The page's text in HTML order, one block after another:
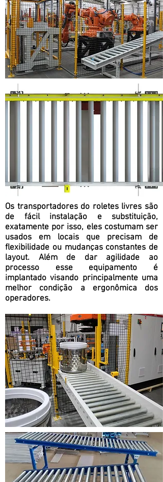
Os transportadores do roletes livres são
de fácil instalação e substituição,
exatamente por isso, eles costumam ser
usados em locais que precisam de
flexibilidade ou mudanças constantes de
layout. Além de dar agilidade ao
processo esse equipamento é
implantado visando principalmente uma
melhor condição a ergonômica dos
operadores.